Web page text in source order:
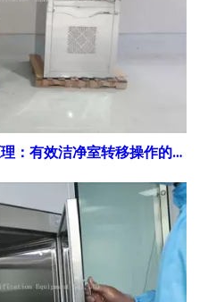
掌握空气淋浴通行证盒的原理：有效洁净室转移操作的综合指南